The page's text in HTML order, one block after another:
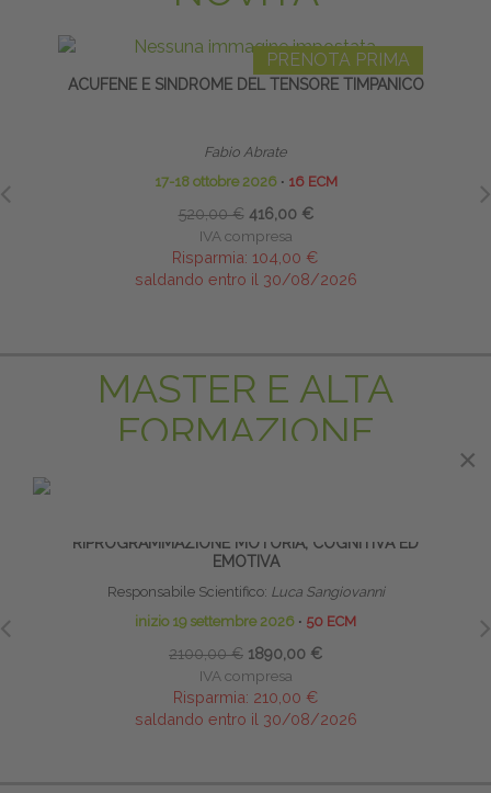
PRENOTA PRIMA
ACUFENE E SINDROME DEL TENSORE TIMPANICO
Fabio Abrate
17-18 ottobre 2026 ∙ 16 ECM
520,00 € 416,00 €
IVA compresa
Risparmia: 104,00 €
saldando entro il 30/08/2026
MASTER E ALTA
FORMAZIONE
RIPROGRAMMAZIONE MOTORIA, COGNITIVA ED
EMOTIVA
Responsabile Scientifico: Luca Sangiovanni
inizio 19 settembre 2026 ∙ 50 ECM
2100,00 € 1890,00 €
IVA compresa
Risparmia: 210,00 €
saldando entro il 30/08/2026
×